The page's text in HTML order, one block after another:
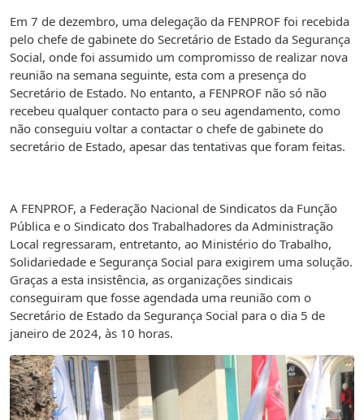
Em 7 de dezembro, uma delegação da FENPROF foi recebida
pelo chefe de gabinete do Secretário de Estado da Segurança
Social, onde foi assumido um compromisso de realizar nova
reunião na semana seguinte, esta com a presença do
Secretário de Estado. No entanto, a FENPROF não só não
recebeu qualquer contacto para o seu agendamento, como
não conseguiu voltar a contactar o chefe de gabinete do
secretário de Estado, apesar das tentativas que foram feitas.
A FENPROF, a Federação Nacional de Sindicatos da Função
Pública e o Sindicato dos Trabalhadores da Administração
Local regressaram, entretanto, ao Ministério do Trabalho,
Solidariedade e Segurança Social para exigirem uma solução.
Graças a esta insistência, as organizações sindicais
conseguiram que fosse agendada uma reunião com o
Secretário de Estado da Segurança Social para o dia 5 de
janeiro de 2024, às 10 horas.